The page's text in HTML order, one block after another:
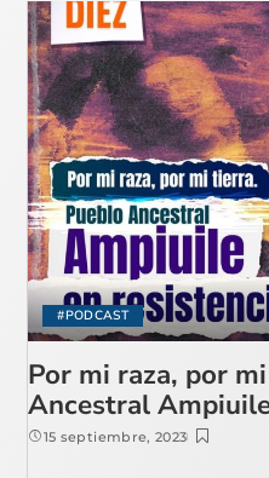
#PODCAST
Por mi raza, por
Ancestral
15 septiembre, 2023